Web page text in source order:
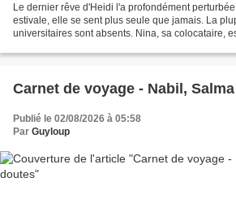
Le dernier rêve d'Heidi l'a profondément
estivale, elle se sent plus seule que jamais. La
universitaires sont absents. Nina, sa colocataire,
Carnet de voyage - Nabil,
Publié le 02/08/2026 à 05:58
Par Guyloup